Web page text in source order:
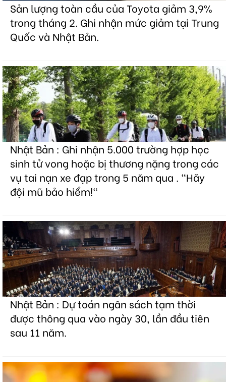
Sản lượng toàn cầu của Toyota giảm 3,9%
trong tháng 2. Ghi nhận mức giảm tại Trung
Quốc và Nhật Bản.
Nhật Bản : Ghi nhận 5.000 trường hợp học
sinh tử vong hoặc bị thương nặng trong các
vụ tai nạn xe đạp trong 5 năm qua . "Hãy
đội mũ bảo hiểm!"
Nhật Bản : Dự toán ngân sách tạm thời
được thông qua vào ngày 30, lần đầu tiên
sau 11 năm.